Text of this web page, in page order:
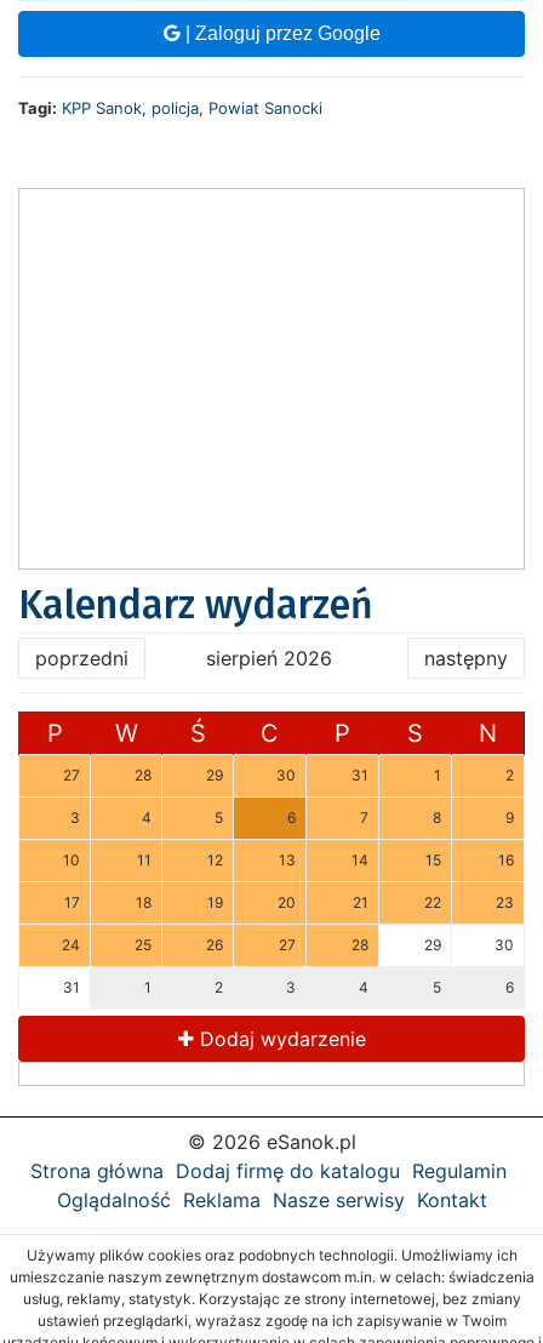
| Zaloguj przez Google
Tagi: KPP Sanok, policja, Powiat Sanocki
Kalendarz wydarzeń
poprzedni sierpień 2026 następny
P W Ś C P S N
27 28 29 30 31 1 2
3 4 5 6 7 8 9
10 11 12 13 14 15 16
17 18 19 20 21 22 23
24 25 26 27 28 29 30
31 1 2 3 4 5 6
Dodaj wydarzenie
© 2026 eSanok.pl
Strona główna Dodaj firmę do katalogu Regulamin
Oglądalność Reklama Nasze serwisy Kontakt
Używamy plików cookies oraz podobnych technologii. Umożliwiamy ich
umieszczanie naszym zewnętrznym dostawcom m.in. w celach: świadczenia
usług, reklamy, statystyk. Korzystając ze strony internetowej, bez zmiany
ustawień przeglądarki, wyrażasz zgodę na ich zapisywanie w Twoim